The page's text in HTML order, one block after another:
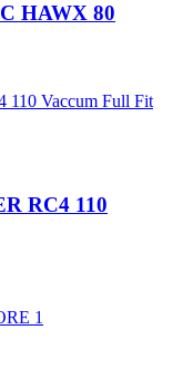
HAWX 80
RC4 110